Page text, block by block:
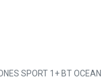
SPORT 1+ BT OCEAN